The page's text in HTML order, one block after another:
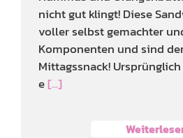
nicht gut klingt! Diese
voller selbst gemachter
Komponenten und sind
Mittagssnack!
e[...]